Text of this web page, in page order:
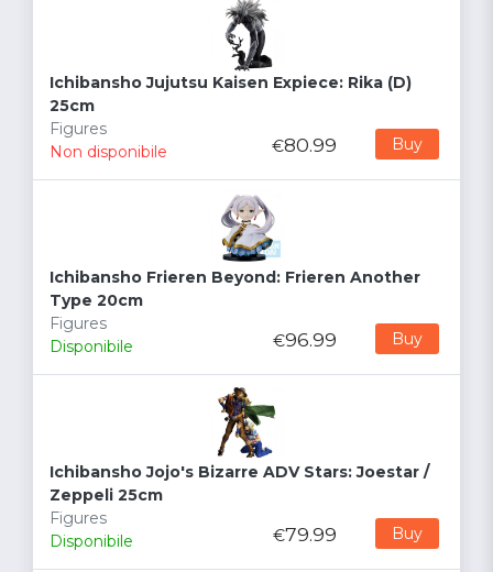
Ichibansho Jujutsu Kaisen Expiece: Rika (D)
25cm
Figures
Non disponibile
€80.99 Buy
Ichibansho Frieren Beyond: Frieren Another
Type 20cm
Figures
Disponibile
€96.99 Buy
Ichibansho Jojo's Bizarre ADV Stars: Joestar /
Zeppeli 25cm
Figures
Disponibile
€79.99 Buy